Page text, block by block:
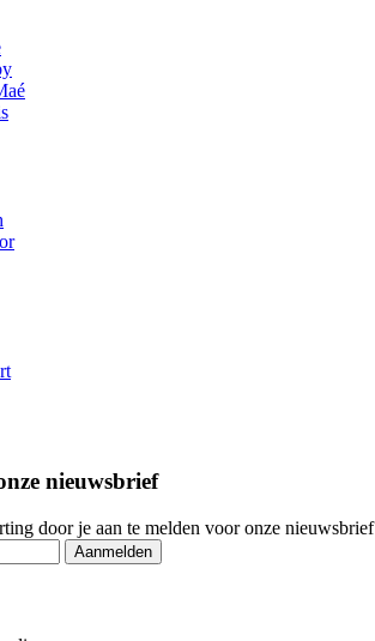
nieuwsbrief
door je aan te melden voor onze nieuwsbrief
Aanmelden